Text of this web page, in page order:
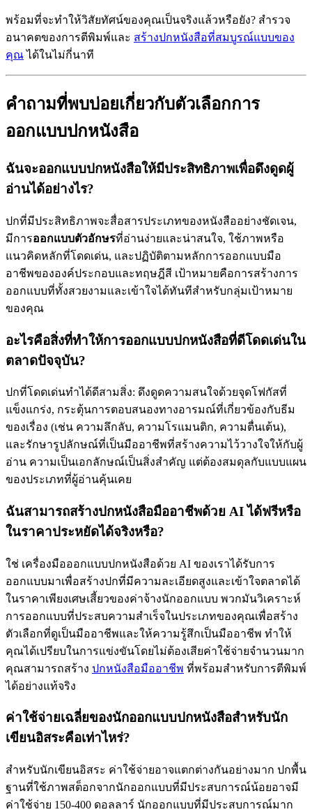
พร้อมที่จะทำให้วิสัยทัศน์ของคุณเป็นจริงแล้วหรือยัง? สำรวจ
อนาคตของการตีพิมพ์และ สร้างปกหนังสือที่สมบูรณ์แบบของ
คุณได้ในไม่กี่นาที
คำถามที่พบบ่อยเกี่ยวกับตัวเลือกการ
ออกแบบปกหนังสือ
ฉันจะออกแบบปกหนังสือให้มีประสิทธิภาพเพื่อดึงดูดผู้
อ่านได้อย่างไร?
ปกที่มีประสิทธิภาพจะสื่อสารประเภทของหนังสืออย่างชัดเจน,
มีการออกแบบตัวอักษรที่อ่านง่ายและน่าสนใจ, ใช้ภาพหรือ
แนวคิดหลักที่โดดเด่น, และปฏิบัติตามหลักการออกแบบมือ
อาชีพขององค์ประกอบและทฤษฎีสี เป้าหมายคือการสร้างการ
ออกแบบที่ทั้งสวยงามและเข้าใจได้ทันทีสำหรับกลุ่มเป้าหมาย
ของคุณ
อะไรคือสิ่งที่ทำให้การออกแบบปกหนังสือที่ดีโดดเด่นใน
ตลาดปัจจุบัน?
ปกที่โดดเด่นทำได้ดีสามสิ่ง: ดึงดูดความสนใจด้วยจุดโฟกัสที่
แข็งแกร่ง, กระตุ้นการตอบสนองทางอารมณ์ที่เกี่ยวข้องกับธีม
ของเรื่อง (เช่น ความลึกลับ, ความโรแมนติก, ความตื่นเต้น),
และรักษารูปลักษณ์ที่เป็นมืออาชีพที่สร้างความไว้วางใจให้กับผู้
อ่าน ความเป็นเอกลักษณ์เป็นสิ่งสำคัญ แต่ต้องสมดุลกับแบบแผน
ของประเภทที่ผู้อ่านคุ้นเคย
ฉันสามารถสร้างปกหนังสือมืออาชีพด้วย AI ได้ฟรีหรือ
ในราคาประหยัดได้จริงหรือ?
ใช่ เครื่องมือออกแบบปกหนังสือด้วย AI ของเราได้รับการ
ออกแบบมาเพื่อสร้างปกที่มีความละเอียดสูงและเข้าใจตลาดได้
ในราคาเพียงเศษเสี้ยวของค่าจ้างนักออกแบบ พวกมันวิเคราะห์
การออกแบบที่ประสบความสำเร็จในประเภทของคุณเพื่อสร้าง
ตัวเลือกที่ดูเป็นมืออาชีพและให้ความรู้สึกเป็นมืออาชีพ ทำให้
คุณได้เปรียบในการแข่งขันโดยไม่ต้องเสียค่าใช้จ่ายจำนวนมาก
คุณสามารถสร้าง ปกหนังสือมืออาชีพ ที่พร้อมสำหรับการตีพิมพ์
ได้อย่างแท้จริง
ค่าใช้จ่ายเฉลี่ยของนักออกแบบปกหนังสือสำหรับนัก
เขียนอิสระคือเท่าไหร่?
สำหรับนักเขียนอิสระ ค่าใช้จ่ายอาจแตกต่างกันอย่างมาก ปกพื้น
ฐานที่ใช้ภาพสต็อกจากนักออกแบบที่มีประสบการณ์น้อยอาจมี
ค่าใช้จ่าย 150-400 ดอลลาร์ นักออกแบบที่มีประสบการณ์มาก